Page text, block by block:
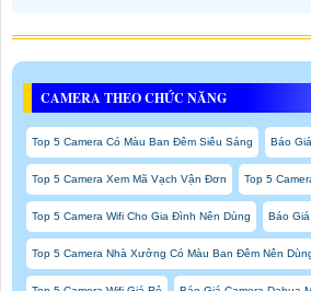
CAMERA THEO CHỨC NĂNG
Top 5 Camera Có Màu Ban Đêm Siêu Sáng Báo
Top 5 Camera Xem Mã Vạch Vận Đơn Top 5
Top 5 Camera Wifi Cho Gia Đình Nên Dùng Báo Giá
Top 5 Camera Nhà Xưởng Có Màu Ban Đêm Nên